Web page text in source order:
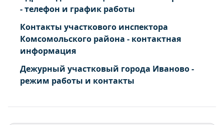
Иваново г. Типографская ул. 3 5 5А 6 8 9 10 18
39 40 41 42 43 к. 16 45 к. 17 46 к. 19 47 48 49 51
53 54 55 56 57 к. 12 58 к. 14 59 к. 11 61 61А 63
- телефон и график работы
Контакты участкового инспектора
Комсомольского района - контактная
информация
Дежурный участковый города Иваново -
режим работы и контакты